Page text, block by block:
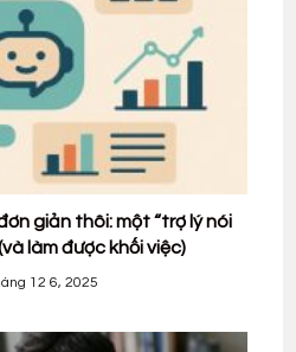
giản thôi: một “trợ lý nói
làm được khối việc)
12 6, 2025